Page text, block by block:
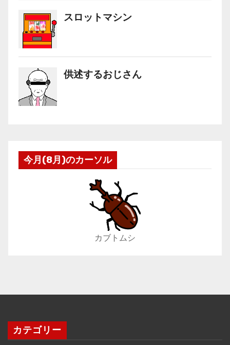
今月(8月)のカーソル
カブトムシ
カテゴリー